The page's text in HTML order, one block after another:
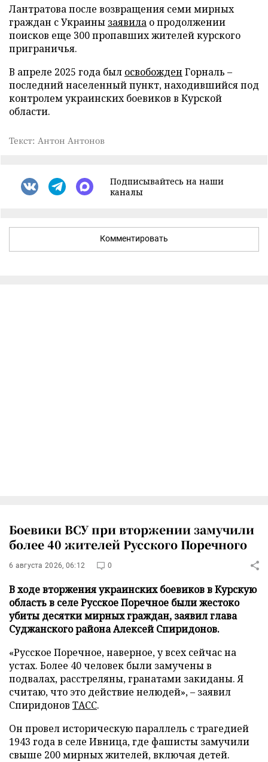
Лантратова после возвращения семи мирных
граждан с Украины заявила о продолжении
поисков еще 300 пропавших жителей курского
приграничья.
В апреле 2025 года был освобожден Горналь –
последний населенный пункт, находившийся под
контролем украинских боевиков в Курской
области.
Текст: Антон Антонов
Подписывайтесь на наши
каналы
Комментировать
Боевики ВСУ при вторжении замучили
более 40 жителей Русского Поречного
6 августа 2026, 06:12 0
В ходе вторжения украинских боевиков в Курскую
область в селе Русское Поречное были жестоко
убиты десятки мирных граждан, заявил глава
Суджанского района Алексей Спиридонов.
«Русское Поречное, наверное, у всех сейчас на
устах. Более 40 человек были замучены в
подвалах, расстреляны, гранатами закиданы. Я
считаю, что это действие нелюдей», – заявил
Спиридонов ТАСС.
Он провел историческую параллель с трагедией
1943 года в селе Ивница, где фашисты замучили
свыше 200 мирных жителей, включая детей.